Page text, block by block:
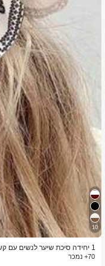
10
1 יחידה סיכת שיער לנשים עם קשר קשיו וסרט, סגנון בוהמי, מתאימה לחופשה ולסצנות צילום של חגים שונים, פשוטה ואלגנטית
70+ נמכר